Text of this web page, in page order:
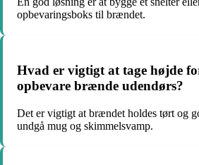
opbevaringsboks til brændet.
Hvad er vigtigt at tage højde
opbevare brænde udendørs?
Det er vigtigt at brændet holdes tørt og
undgå mug og skimmelsvamp.